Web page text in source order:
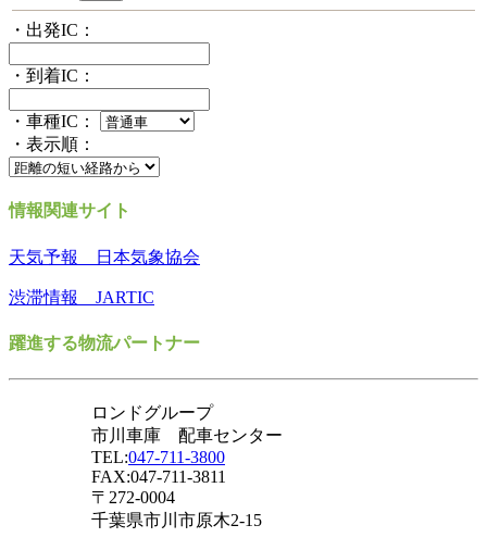
・出発IC：
・到着IC：
・車種IC：
・表示順：
情報関連サイト
天気予報 日本気象協会
渋滞情報 JARTIC
躍進する物流パートナー
ロンドグループ
市川車庫 配車センター
TEL:047-711-3800
FAX:047-711-3811
〒272-0004
千葉県市川市原木2-15